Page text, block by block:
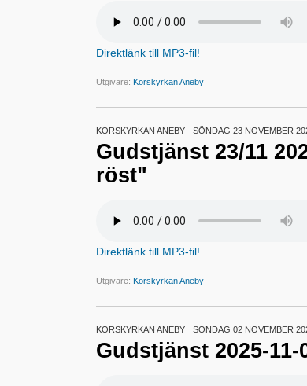
Direktlänk till MP3-fil!
Utgivare: Korskyrkan Aneby
KORSKYRKAN ANEBY SÖNDAG 23 NOVEMBER
Gudstjänst 23/11
röst"
Direktlänk till MP3-fil!
Utgivare: Korskyrkan Aneby
KORSKYRKAN ANEBY SÖNDAG 02 NOVEMBER
Gudstjänst 2025-